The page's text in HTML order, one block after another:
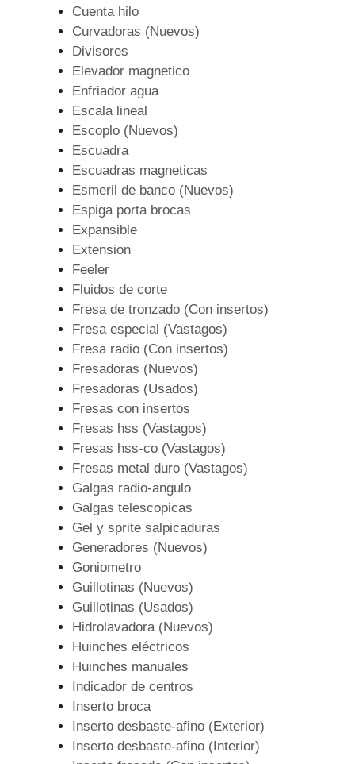
Cuenta hilo
Curvadoras (Nuevos)
Divisores
Elevador magnetico
Enfriador agua
Escala lineal
Escoplo (Nuevos)
Escuadra
Escuadras magneticas
Esmeril de banco (Nuevos)
Espiga porta brocas
Expansible
Extension
Feeler
Fluidos de corte
Fresa de tronzado (Con insertos)
Fresa especial (Vastagos)
Fresa radio (Con insertos)
Fresadoras (Nuevos)
Fresadoras (Usados)
Fresas con insertos
Fresas hss (Vastagos)
Fresas hss-co (Vastagos)
Fresas metal duro (Vastagos)
Galgas radio-angulo
Galgas telescopicas
Gel y sprite salpicaduras
Generadores (Nuevos)
Goniometro
Guillotinas (Nuevos)
Guillotinas (Usados)
Hidrolavadora (Nuevos)
Huinches eléctricos
Huinches manuales
Indicador de centros
Inserto broca
Inserto desbaste-afino (Exterior)
Inserto desbaste-afino (Interior)